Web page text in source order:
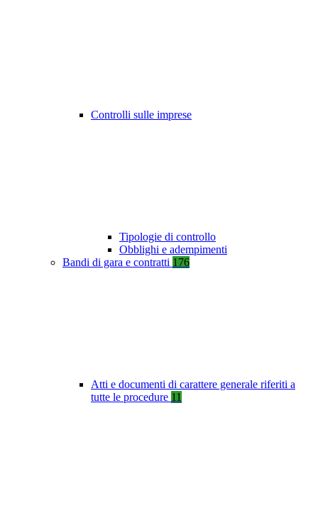
Controlli sulle imprese
Tipologie di controllo
Obblighi e adempimenti
Bandi di gara e contratti 176
Atti e documenti di carattere generale riferiti a
tutte le procedure 11